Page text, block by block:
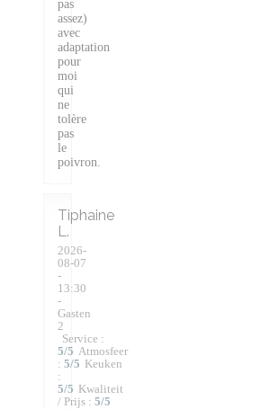
pas
assez)
avec
adaptation
pour
moi
qui
ne
tolère
pas
le
poivron.
Tiphaine
L
2026-
08-07
-
13:30
-
Gasten
2
Service :
5/5 Atmosfeer
: 5/5 Keuken
:
5/5 Kwaliteit
/ Prijs : 5/5